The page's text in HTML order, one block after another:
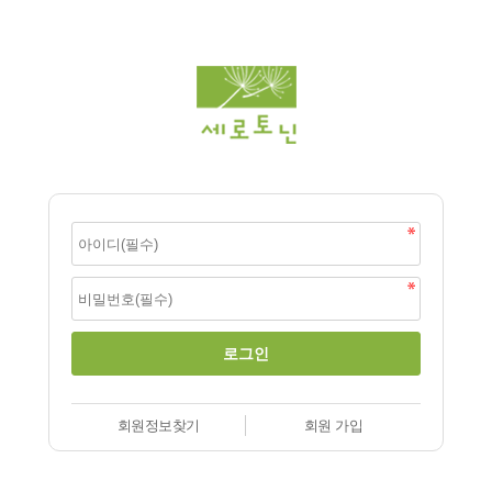
회원정보찾기 회원 가입